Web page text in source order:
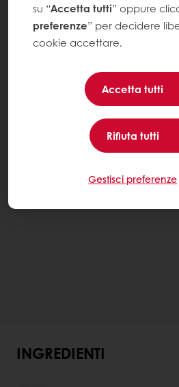
INGREDIENTI
su “Accetta tutti” oppure
preferenze” per decidere
cookie accettare.
Accetta tutti
Rifiuta tutti
Gestisci preferenze